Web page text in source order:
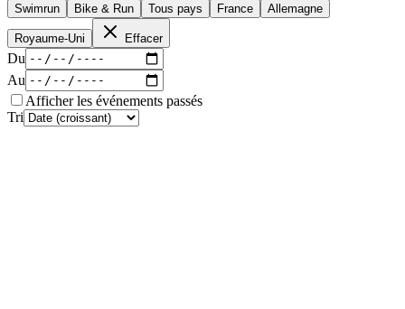
Swimrun
Bike & Run Tous pays France Allemagne
Royaume-Uni Effacer
Du
Au
Afficher les événements passés
Tri